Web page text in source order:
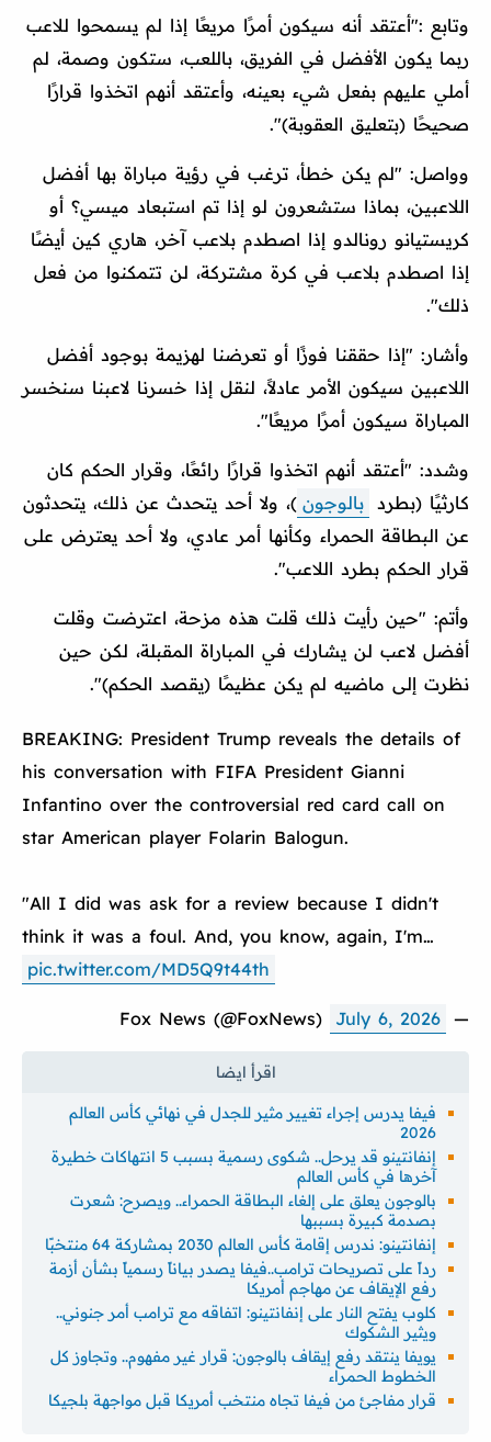
وتابع :"أعتقد أنه سيكون أمرًا مريعًا إذا لم يسمحوا للاعب
ربما يكون الأفضل في الفريق، باللعب، ستكون وصمة، لم
أملي عليهم بفعل شيء بعينه، وأعتقد أنهم اتخذوا قرارًا
صحيحًا (بتعليق العقوبة)".
وواصل: "لم يكن خطأ، ترغب في رؤية مباراة بها أفضل
اللاعبين، بماذا ستشعرون لو إذا تم استبعاد ميسي؟ أو
كريستيانو رونالدو إذا اصطدم بلاعب آخر، هاري كين أيضًا
إذا اصطدم بلاعب في كرة مشتركة، لن تتمكنوا من فعل
ذلك".
وأشار: "إذا حققنا فوزًا أو تعرضنا لهزيمة بوجود أفضل
اللاعبين سيكون الأمر عادلاً، لنقل إذا خسرنا لاعبنا سنخسر
المباراة سيكون أمرًا مريعًا".
وشدد: "أعتقد أنهم اتخذوا قرارًا رائعًا، وقرار الحكم كان
كارثيًا (بطرد بالوجون )، ولا أحد يتحدث عن ذلك، يتحدثون
عن البطاقة الحمراء وكأنها أمر عادي، ولا أحد يعترض على
قرار الحكم بطرد اللاعب".
وأتم: "حين رأيت ذلك قلت هذه مزحة، اعترضت وقلت
أفضل لاعب لن يشارك في المباراة المقبلة، لكن حين
نظرت إلى ماضيه لم يكن عظيمًا (يقصد الحكم)".
BREAKING: President Trump reveals the details of
his conversation with FIFA President Gianni
Infantino over the controversial red card call on
star American player Folarin Balogun.
"All I did was ask for a review because I didn't
think it was a foul. And, you know, again, I'm…
pic.twitter.com/MD5Q9t44th
— Fox News (@FoxNews)
July 6, 2026
فيفا يدرس إجراء تغيير مثير للجدل في نهائي كأس العالم
2026
إنفانتينو قد يرحل.. شكوى رسمية بسبب 5 انتهاكات خطيرة
آخرها في كأس العالم
بالوجون يعلق على إلغاء البطاقة الحمراء.. ويصرح: شعرت
بصدمة كبيرة بسببها
إنفانتينو: ندرس إقامة كأس العالم 2030 بمشاركة 64 منتخبًا
رداً على تصريحات ترامب..فيفا يصدر بياناً رسمياً بشأن أزمة
رفع الإيقاف عن مهاجم أمريكا
كلوب يفتح النار على إنفانتينو: اتفاقه مع ترامب أمر جنوني..
ويثير الشكوك
يويفا ينتقد رفع إيقاف بالوجون: قرار غير مفهوم.. وتجاوز كل
الخطوط الحمراء
قرار مفاجئ من فيفا تجاه منتخب أمريكا قبل مواجهة بلجيكا